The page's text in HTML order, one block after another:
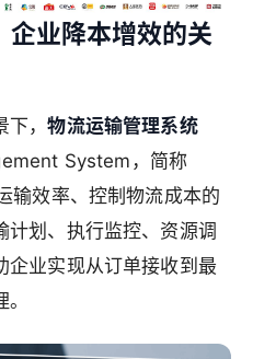
企业降本增效的关
下，物流运输管理系统
System，简称
输效率、控制物流成本的
划、执行监控、资源调
企业实现从订单接收到最